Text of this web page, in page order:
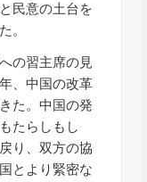
民意の土台を
。
の習主席の見
、中国の改革
た。中国の発
たらしもし
り、双方の協
とより緊密な